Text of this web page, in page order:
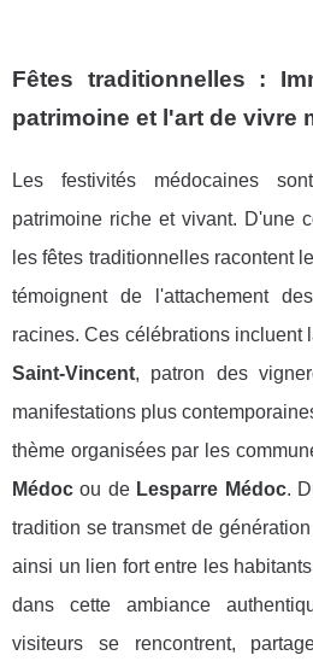
Fêtes traditionnelles :
patrimoine et l'art de vivre
Les festivités médocaines
patrimoine riche et vivant. D'une
les fêtes traditionnelles racontent
témoignent de l'attachement
racines. Ces célébrations incluent
Saint-Vincent, patron des
manifestations plus
thème organisées par les
Médoc ou de Lesparre Médoc.
tradition se transmet de
ainsi un lien fort entre les
dans cette ambiance
visiteurs se rencontrent,